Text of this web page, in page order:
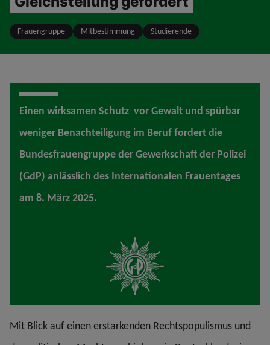
Frauengruppe Mitbestimmung Studierende
Einen wirksamen Schutz vor Gewalt und spürbar
weniger Benachteiligung im Beruf fordert die
Bundesfrauengruppe der Gewerkschaft der Polizei
(GdP) anlässlich des Internationalen Frauentages
am 8. März 2025.
Mit Blick auf einen erstarkenden Rechtspopulismus und